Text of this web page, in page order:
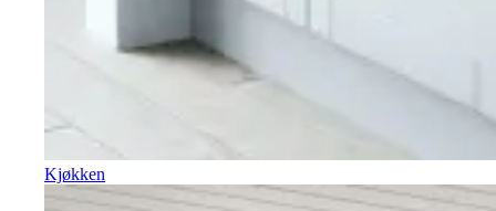
Kjøkken